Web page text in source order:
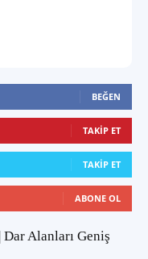
BEĞEN
TAKIP ET
TAKIP ET
ABONE OL
Alanları Geniş